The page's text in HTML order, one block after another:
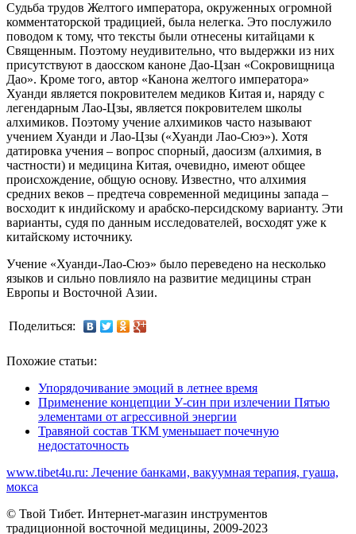
Судьба трудов Желтого императора, окруженных огромной
комментаторской традицией, была нелегка. Это послужило
поводом к тому, что тексты были отнесены китайцами к
Священным. Поэтому неудивительно, что выдержки из них
присутствуют в даосском каноне Дао-Цзан «Сокровищница
Дао». Кроме того, автор «Канона желтого императора»
Хуанди является покровителем медиков Китая и, наряду с
легендарным Лао-Цзы, является покровителем школы
алхимиков. Поэтому учение алхимиков часто называют
учением Хуанди и Лао-Цзы («Хуанди Лао-Сюэ»). Хотя
датировка учения – вопрос спорный, даосизм (алхимия, в
частности) и медицина Китая, очевидно, имеют общее
происхождение, общую основу. Известно, что алхимия
средних веков – предтеча современной медицины запада –
восходит к индийскому и арабско-персидскому варианту. Эти
варианты, судя по данным исследователей, восходят уже к
китайскому источнику.
Учение «Хуанди-Лао-Сюэ» было переведено на несколько
языков и сильно повлияло на развитие медицины стран
Европы и Восточной Азии.
Поделиться:
Похожие статьи:
Упорядочивание эмоций в летнее время
Применение концепции У-син при излечении Пятью
элементами от агрессивной энергии
Травяной состав ТКМ уменьшает почечную
недостаточность
www.tibet4u.ru: Лечение банками, вакуумная терапия, гуаша,
мокса
© Твой Тибет. Интернет-магазин инструментов
традиционной восточной медицины, 2009-2023